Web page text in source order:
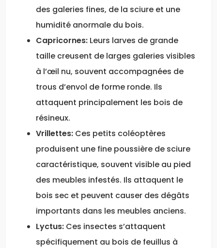
des galeries fines, de la sciure et une
humidité anormale du bois.
Capricornes: Leurs larves de grande
taille creusent de larges galeries visibles
à l’œil nu, souvent accompagnées de
trous d’envol de forme ronde. Ils
attaquent principalement les bois de
résineux.
Vrillettes: Ces petits coléoptères
produisent une fine poussière de sciure
caractéristique, souvent visible au pied
des meubles infestés. Ils attaquent le
bois sec et peuvent causer des dégâts
importants dans les meubles anciens.
Lyctus: Ces insectes s’attaquent
spécifiquement au bois de feuillus à